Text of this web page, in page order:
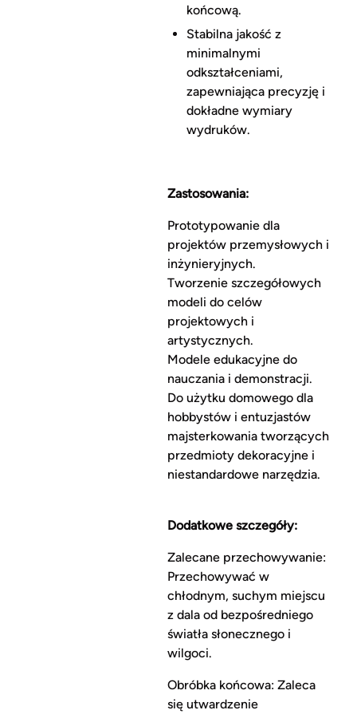
końcową.
Stabilna jakość z
minimalnymi
odkształceniami,
zapewniająca precyzję i
dokładne wymiary
wydruków.
Zastosowania:
Prototypowanie dla
projektów przemysłowych i
inżynieryjnych.
Tworzenie szczegółowych
modeli do celów
projektowych i
artystycznych.
Modele edukacyjne do
nauczania i demonstracji.
Do użytku domowego dla
hobbystów i entuzjastów
majsterkowania tworzących
przedmioty dekoracyjne i
niestandardowe narzędzia.
Dodatkowe szczegóły:
Zalecane przechowywanie:
Przechowywać w
chłodnym, suchym miejscu
z dala od bezpośredniego
światła słonecznego i
wilgoci.
Obróbka końcowa: Zaleca
się utwardzenie